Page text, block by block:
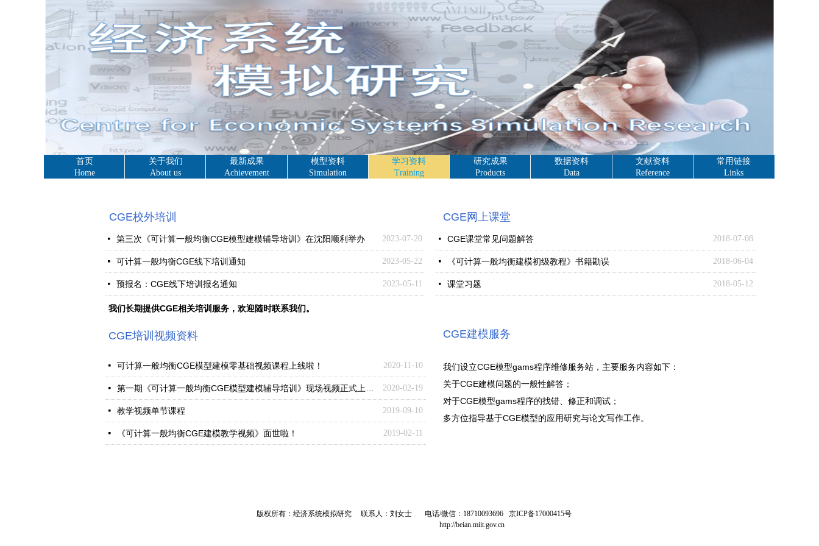
首页 关于我们 最新成果 模型资料 学习资料 研究成果 数据资料 文献资料
常用链接
Home
About us Achievement Simulation Training Products Data Reference Links
2020-11-10
넷 可计算一般均衡CGE模型建模零基础视频课程上线啦！
2020-02-19
넷
2019-09-10
넷 教学视频单节课程
2019-02-11
넷 《可计算一般均衡CGE建模教学视频》面世啦！
2018-07-08
넷 CGE课堂常见问题解答
2018-06-04
넷 《可计算一般均衡建模初级教程》书籍勘误
2018-05-12
넷 课堂习题
2023-07-20
넷 第三次《可计算一般均衡CGE模型建模辅导培训》在沈阳顺利举办
2023-05-22
넷 可计算一般均衡CGE线下培训通知
2023-05-11
넷 预报名：CGE线下培训报名通知
我们长期提供CGE相关培训服务，欢迎随时联系我们。
我们设立CGE模型gams程序维修服务站，主要服务内容如下：
关于CGE建模问题的一般性解答；
对于CGE模型gams程序的找错、修正和调试；
多方位指导基于CGE模型的应用研究与论文写作工作。
CGE校外培训 CGE网上课堂
CGE培训视频资料 CGE建模服务
版权所有：经济系统模拟研究 联系人：刘女士 电话/微信：18710093696 京ICP备17000415号
http://beian.miit.gov.cn